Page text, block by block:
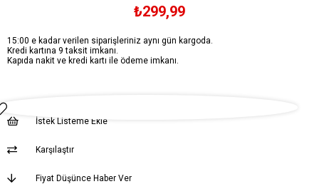
₺299,99
15:00 e kadar verilen siparişleriniz aynı gün kargoda.
Kredi kartına 9 taksit imkanı.
Kapıda nakit ve kredi kartı ile ödeme imkanı.
İstek Listeme Ekle
Karşılaştır
Fiyat Düşünce Haber Ver